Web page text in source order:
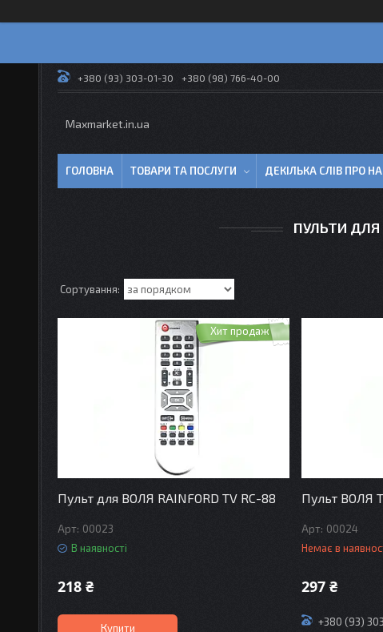
+380 (93) 303-01-30 +380 (98) 766-40-00
Maxmarket.in.ua
ГОЛОВНА ТОВАРИ ТА ПОСЛУГИ ДЕКІЛЬКА СЛІВ ПРО
ПУЛЬТИ ДЛЯ
Хит продаж
Пульт для ВОЛЯ RAINFORD TV RC-88
00023
В наявності
218 ₴
Купити
Пульт ВОЛЯ
00024
Немає в
297 ₴
+380 (93)